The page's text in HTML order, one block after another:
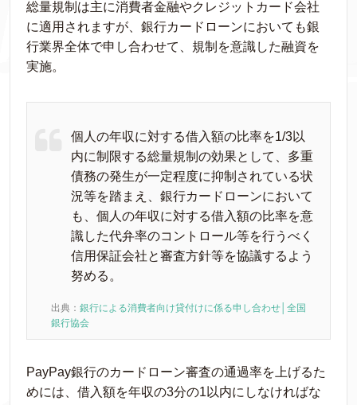
総量規制は主に消費者金融やクレジットカード会社
に適用されますが、銀行カードローンにおいても銀
行業界全体で申し合わせて、規制を意識した融資を
実施。
個人の年収に対する借入額の比率を1/3以
内に制限する総量規制の効果として、多重
債務の発生が一定程度に抑制されている状
況等を踏まえ、銀行カードローンにおいて
も、個人の年収に対する借入額の比率を意
識した代弁率のコントロール等を行うべく
信用保証会社と審査方針等を協議するよう
努める。
出典： 銀行による消費者向け貸付けに係る申し合わせ│全国
銀行協会
PayPay銀行のカードローン審査の通過率を上げるた
めには、借入額を年収の3分の1以内にしなければな